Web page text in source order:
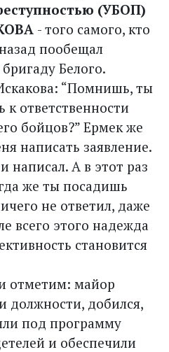
(УБОП)
- того самого, кто
пообещал
Белого.
“Помнишь, ты
ответственности
бойцов?” Ермек же
написать заявление.
написал. А в этот раз
же ты посадишь
не ответил, даже
всего этого надежда
становится
отметим: майор
должности, добился,
под программу
и обеспечили